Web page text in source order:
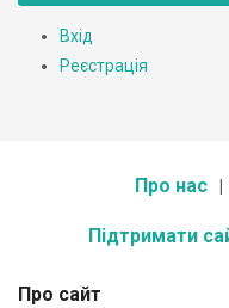
Вхід
Реєстрація
Про нас
Підтримати
Про сайт